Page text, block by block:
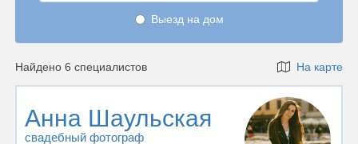
Выезд на дом
Найдено 6 специалистов На карте
Анна Шаульская
свадебный фотограф